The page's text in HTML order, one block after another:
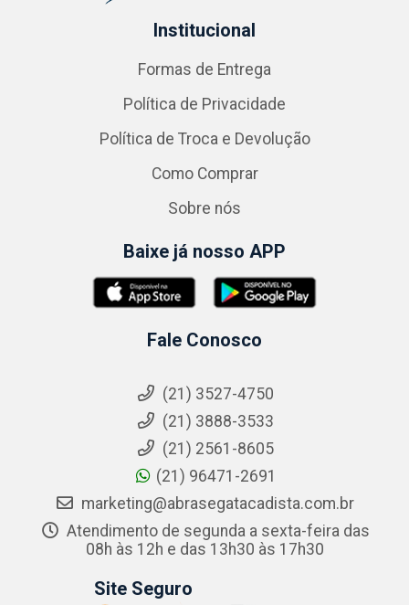
Institucional
Formas de Entrega
Política de Privacidade
Política de Troca e Devolução
Como Comprar
Sobre nós
Baixe já nosso APP
Fale Conosco
(21) 3527-4750
(21) 3888-3533
(21) 2561-8605
(21) 96471-2691
marketing@abrasegatacadista.com.br
Atendimento de segunda a sexta-feira das
08h às 12h e das 13h30 às 17h30
Site Seguro